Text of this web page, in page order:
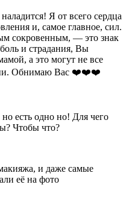
Я от всего сердца
и, самое главное, сил.
сокровенным, — это знак
и страдания, Вы
а это могут не все
Обнимаю Вас ❤️❤️❤️
есть одно но! Для чего
Чтобы что?
и даже самые
её на фото